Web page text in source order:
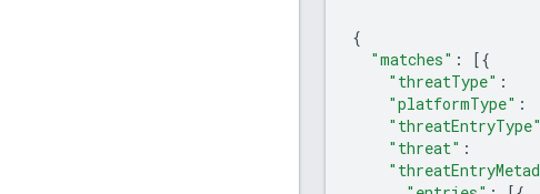
{
"matches" :
[{
"threatType" :
"platformType" :
"threatEntryType"
"threat" :